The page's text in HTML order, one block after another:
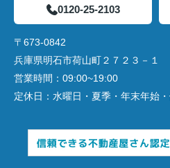
0120-25-2103
〒673-0842
兵庫県明石市荷山町２７２３－１
営業時間： 09:00~19:00
定休日： 水曜日・夏季・年末年始